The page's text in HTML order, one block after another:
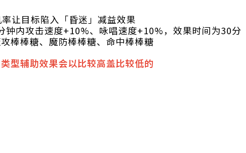
让目标陷入「昏迷」减益效果
钟内攻击速度+10%、咏唱速度+10%，效果时间为30分
棒棒糖、魔防棒棒糖、命中棒棒糖
型辅助效果会以比较高盖比较低的